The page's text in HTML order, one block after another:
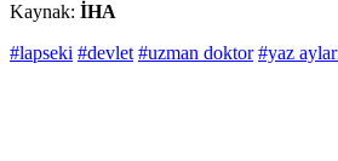
Kaynak: İHA
#lapseki #devlet #uzman doktor #yaz